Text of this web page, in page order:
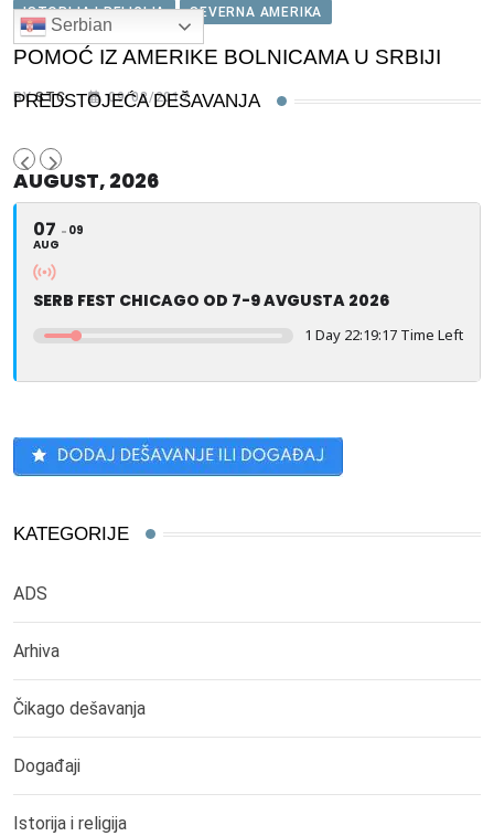
ISTORIJA I RELIGIJA SEVERNA AMERIKA
POMOĆ IZ AMERIKE BOLNICAMA U SRBIJI
BYSTC 09/08/2017
Serbian
PREDSTOJEĆA DEŠAVANJA
AUGUST, 2026
07
AUG
09
SERB FEST CHICAGO OD 7-9 AVGUSTA 2026
1 Day 22:19:17 Time Left
KATEGORIJE
ADS
Arhiva
Čikago dešavanja
Događaji
Istorija i religija